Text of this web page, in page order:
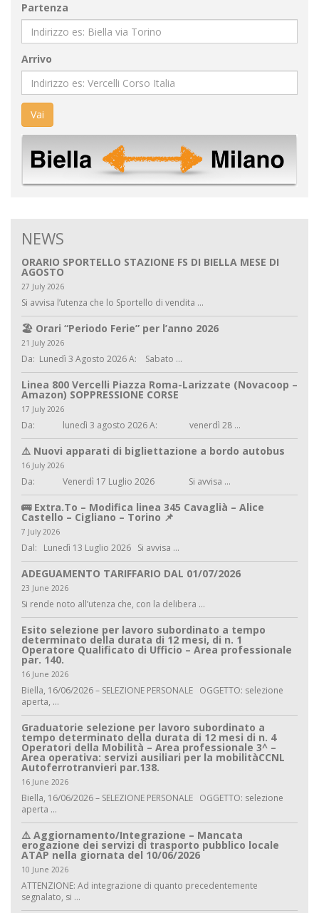
Partenza
Arrivo
Vai
NEWS
ORARIO SPORTELLO STAZIONE FS DI BIELLA MESE DI
AGOSTO
27 July 2026
Si avvisa l’utenza che lo Sportello di vendita ...
🏖️ Orari “Periodo Ferie” per l’anno 2026
21 July 2026
Da: Lunedì 3 Agosto 2026 A: Sabato ...
Linea 800 Vercelli Piazza Roma-Larizzate (Novacoop –
Amazon) SOPPRESSIONE CORSE
17 July 2026
Da: lunedì 3 agosto 2026 A: venerdì 28 ...
⚠️ Nuovi apparati di bigliettazione a bordo autobus
16 July 2026
Da: Venerdì 17 Luglio 2026 Si avvisa ...
🚌 Extra.To – Modifica linea 345 Cavaglià – Alice
Castello – Cigliano – Torino 📌
7 July 2026
Dal: Lunedì 13 Luglio 2026 Si avvisa ...
ADEGUAMENTO TARIFFARIO DAL 01/07/2026
23 June 2026
Si rende noto all’utenza che, con la delibera ...
Esito selezione per lavoro subordinato a tempo
determinato della durata di 12 mesi, di n. 1
Operatore Qualificato di Ufficio – Area professionale
par. 140.
16 June 2026
Biella, 16/06/2026 – SELEZIONE PERSONALE OGGETTO: selezione
aperta, ...
Graduatorie selezione per lavoro subordinato a
tempo determinato della durata di 12 mesi di n. 4
Operatori della Mobilità – Area professionale 3^ –
Area operativa: servizi ausiliari per la mobilitàCCNL
Autoferrotranvieri par.138.
16 June 2026
Biella, 16/06/2026 – SELEZIONE PERSONALE OGGETTO: selezione
aperta ...
⚠️ Aggiornamento/Integrazione – Mancata
erogazione dei servizi di trasporto pubblico locale
ATAP nella giornata del 10/06/2026
10 June 2026
ATTENZIONE: Ad integrazione di quanto precedentemente
segnalato, si ...